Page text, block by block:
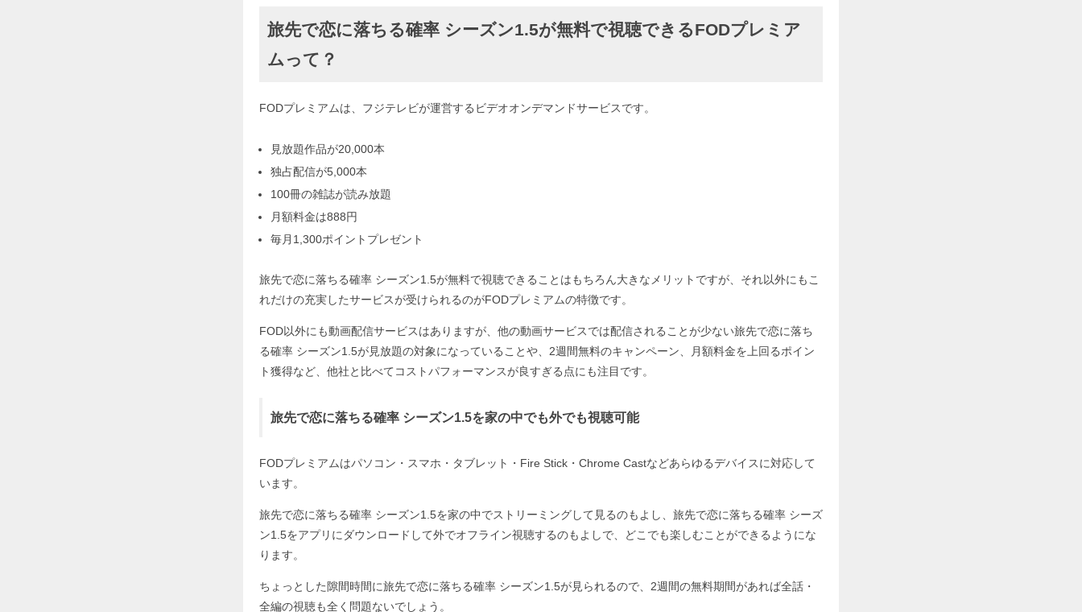
旅先で恋に落ちる確率 シーズン1.5が無料で視聴できるFODプレミア
ムって？
FODプレミアムは、フジテレビが運営するビデオオンデマンドサービスです。
見放題作品が20,000本
独占配信が5,000本
100冊の雑誌が読み放題
月額料金は888円
毎月1,300ポイントプレゼント
旅先で恋に落ちる確率 シーズン1.5が無料で視聴できることはもちろん大きなメリットですが、それ以外にもこ
れだけの充実したサービスが受けられるのがFODプレミアムの特徴です。
FOD以外にも動画配信サービスはありますが、他の動画サービスでは配信されることが少ない旅先で恋に落ち
る確率 シーズン1.5が見放題の対象になっていることや、2週間無料のキャンペーン、月額料金を上回るポイン
ト獲得など、他社と比べてコストパフォーマンスが良すぎる点にも注目です。
旅先で恋に落ちる確率 シーズン1.5を家の中でも外でも視聴可能
FODプレミアムはパソコン・スマホ・タブレット・Fire Stick・Chrome Castなどあらゆるデバイスに対応して
います。
旅先で恋に落ちる確率 シーズン1.5を家の中でストリーミングして見るのもよし、旅先で恋に落ちる確率 シーズ
ン1.5をアプリにダウンロードして外でオフライン視聴するのもよしで、どこでも楽しむことができるようにな
ります。
ちょっとした隙間時間に旅先で恋に落ちる確率 シーズン1.5が見られるので、2週間の無料期間があれば全話・
全編の視聴も全く問題ないでしょう。